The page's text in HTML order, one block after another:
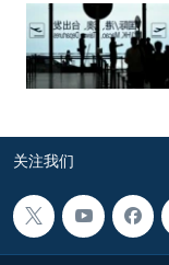
关注我们